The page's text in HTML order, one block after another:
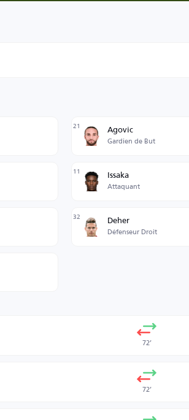
21 Agovic
Gardien de But
11 Issaka
Attaquant
32 Deher
Défenseur Droit
72’
72’